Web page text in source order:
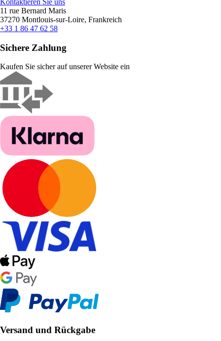
Kontaktieren Sie uns
11 rue Bernard Maris
37270 Montlouis-sur-Loire, Frankreich
+33 1 86 47 62 58
Sichere Zahlung
Kaufen Sie sicher auf unserer Website ein
Versand und Rückgabe